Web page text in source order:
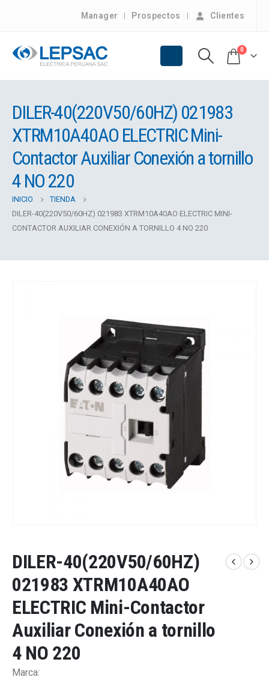
Manager Prospectos Clientes
0
DILER-40(220V50/60HZ) 021983
XTRM10A40AO ELECTRIC Mini-
Contactor Auxiliar Conexión a tornillo
4 NO 220
INICIO
TIENDA
DILER-40(220V50/60HZ) 021983 XTRM10A40AO ELECTRIC MINI-
CONTACTOR AUXILIAR CONEXIÓN A TORNILLO 4 NO 220
DILER-40(220V50/60HZ)
021983 XTRM10A40AO
ELECTRIC Mini-Contactor
Auxiliar Conexión a tornillo
4 NO 220
Marca: